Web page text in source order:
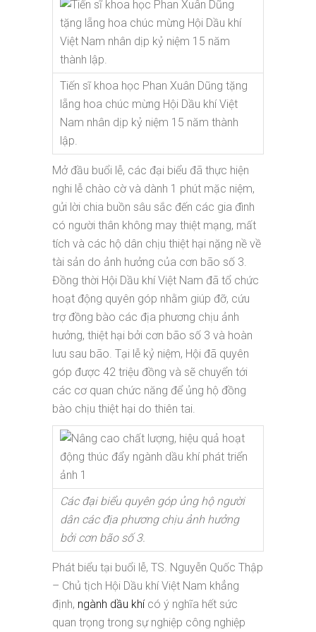
Tiến sĩ khoa học Phan Xuân Dũng tặng
lẵng hoa chúc mừng Hội Dầu khí Việt
Nam nhân dịp kỷ niệm 15 năm thành
lập.
Mở đầu buổi lễ, các đại biểu đã thực hiện
nghi lễ chào cờ và dành 1 phút mặc niệm,
gửi lời chia buồn sâu sắc đến các gia đình
có người thân không may thiệt mạng, mất
tích và các hộ dân chịu thiệt hại nặng nề về
tài sản do ảnh hưởng của cơn bão số 3.
Đồng thời Hội Dầu khí Việt Nam đã tổ chức
hoạt động quyên góp nhằm giúp đỡ, cứu
trợ đồng bào các địa phương chịu ảnh
hưởng, thiệt hại bởi cơn bão số 3 và hoàn
lưu sau bão. Tại lễ kỷ niệm, Hội đã quyên
góp được 42 triệu đồng và sẽ chuyển tới
các cơ quan chức năng để ủng hộ đồng
bào chịu thiệt hại do thiên tai.
Các đại biểu quyên góp ủng hộ người
dân các địa phương chịu ảnh hưởng
bởi cơn bão số 3.
Phát biểu tại buổi lễ, TS. Nguyễn Quốc Thập
– Chủ tịch Hội Dầu khí Việt Nam khẳng
định, ngành dầu khí có ý nghĩa hết sức
quan trọng trong sự nghiệp công nghiệp